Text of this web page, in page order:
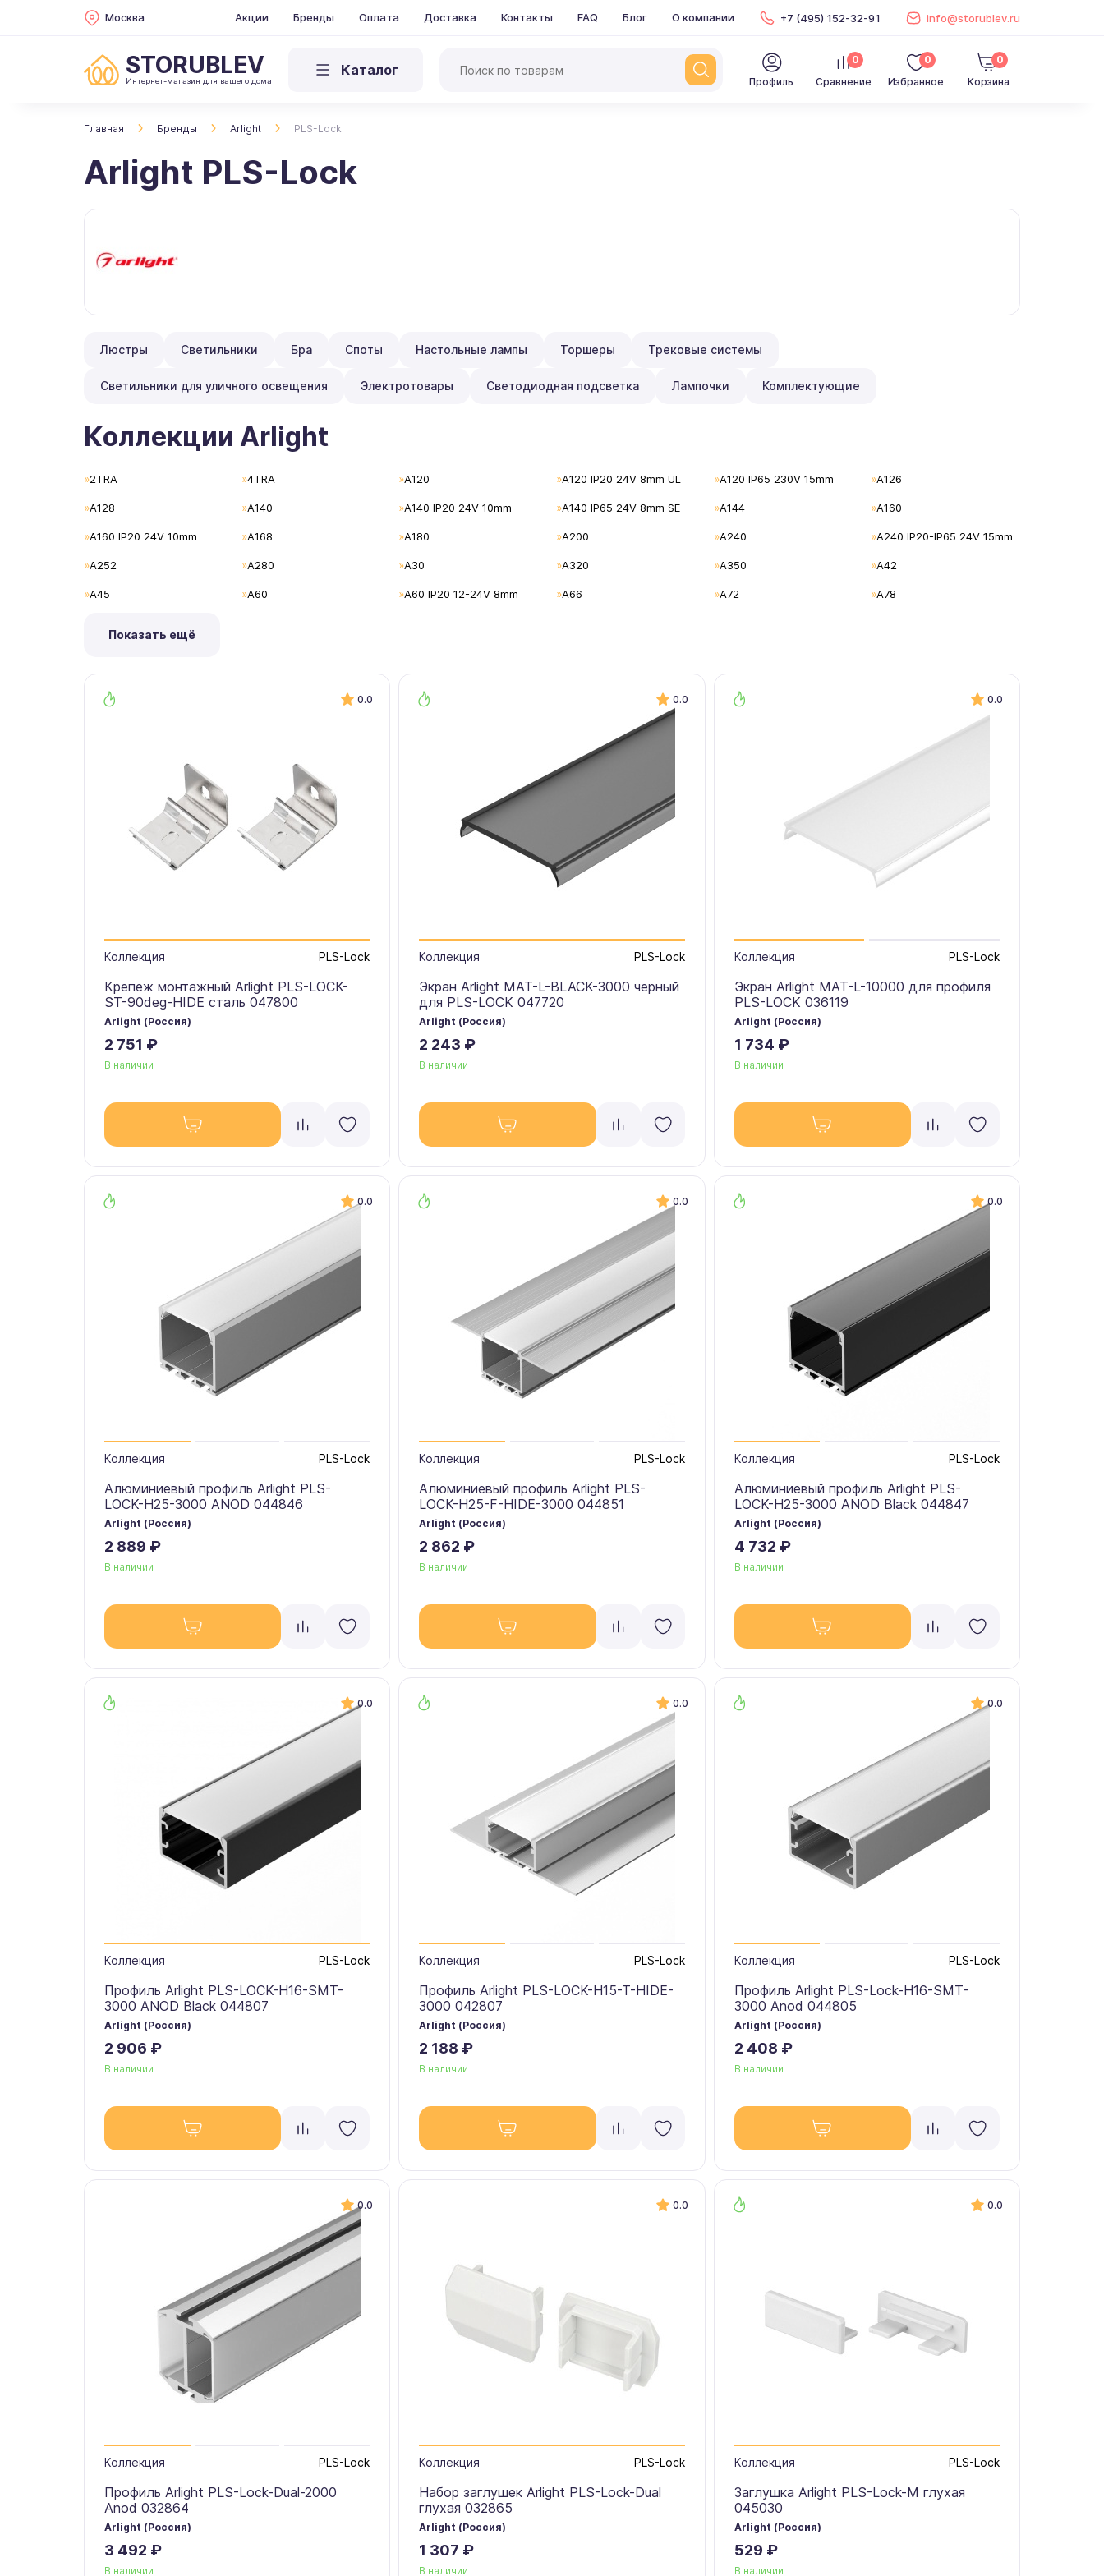
Москва Акции Бренды Оплата Доставка Контакты FAQ Блог О компании +7 (495) 152-32-91 info@storublev.ru
STORUBLEV
Интернет-магазин для вашего дома
Каталог
Профиль Сравнение
0
Избранное
0
Корзина
0
Главная Бренды Arlight PLS-Lock
Arlight PLS-Lock
Люстры Светильники Бра Споты Настольные лампы Торшеры Трековые системы
Светильники для уличного освещения Электротовары Светодиодная подсветка Лампочки Комплектующие
Коллекции Arlight
2TRA 4TRA A120 A120 IP20 24V 8mm UL A120 IP65 230V 15mm A126
A128 A140 A140 IP20 24V 10mm A140 IP65 24V 8mm SE A144 A160
A160 IP20 24V 10mm A168 A180 A200 A240 A240 IP20-IP65 24V 15mm
A252 A280 A30 A320 A350 A42
A45 A60 A60 IP20 12-24V 8mm A66 A72 A78
Показать ещё
0.0
Коллекция PLS-Lock
Крепеж монтажный Arlight PLS-LOCK-
ST-90deg-HIDE сталь 047800
Arlight (Россия)
2 751 ₽
В наличии
0.0
Коллекция PLS-Lock
Экран Arlight MAT-L-BLACK-3000 черный
для PLS-LOCK 047720
Arlight (Россия)
2 243 ₽
В наличии
0.0
Коллекция PLS-Lock
Экран Arlight MAT-L-10000 для профиля
PLS-LOCK 036119
Arlight (Россия)
1 734 ₽
В наличии
0.0
Коллекция PLS-Lock
Алюминиевый профиль Arlight PLS-
LOCK-H25-3000 ANOD 044846
Arlight (Россия)
2 889 ₽
В наличии
0.0
Коллекция PLS-Lock
Алюминиевый профиль Arlight PLS-
LOCK-H25-F-HIDE-3000 044851
Arlight (Россия)
2 862 ₽
В наличии
0.0
Коллекция PLS-Lock
Алюминиевый профиль Arlight PLS-
LOCK-H25-3000 ANOD Black 044847
Arlight (Россия)
4 732 ₽
В наличии
0.0
Коллекция PLS-Lock
Профиль Arlight PLS-LOCK-H16-SMT-
3000 ANOD Black 044807
Arlight (Россия)
2 906 ₽
В наличии
0.0
Коллекция PLS-Lock
Профиль Arlight PLS-LOCK-H15-T-HIDE-
3000 042807
Arlight (Россия)
2 188 ₽
В наличии
0.0
Коллекция PLS-Lock
Профиль Arlight PLS-Lock-H16-SMT-
3000 Anod 044805
Arlight (Россия)
2 408 ₽
В наличии
0.0
Коллекция PLS-Lock
Профиль Arlight PLS-Lock-Dual-2000
Anod 032864
Arlight (Россия)
3 492 ₽
В наличии
0.0
Коллекция PLS-Lock
Набор заглушек Arlight PLS-Lock-Dual
глухая 032865
Arlight (Россия)
1 307 ₽
В наличии
0.0
Коллекция PLS-Lock
Заглушка Arlight PLS-Lock-M глухая
045030
Arlight (Россия)
529 ₽
В наличии